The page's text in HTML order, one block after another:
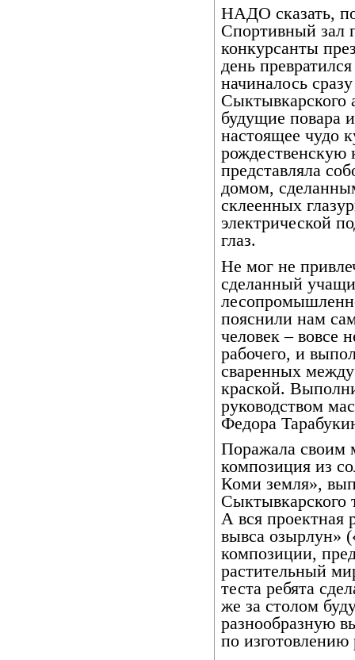
НАДО сказать,
Спортивный зал
конкурсанты
день
начиналось
Сыктывкарского
будущие повара
настоящее чудо
представляла
домом,
склеенных
электрической
глаз.
Не мог не
сделанный
пояснили нам
человек – вовсе
рабочего, и
сваренных
краской.
руководством
Федора
Поражала своим
композиция из
Коми земля»,
Сыктывкарского
А вся проектная
вывса озырлун»
композиции,
растительный
теста ребята
же за столом
разнообразную
по